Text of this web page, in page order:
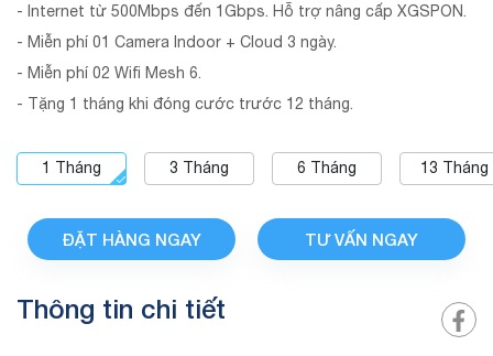
- Internet từ 500Mbps đến 1Gbps. Hỗ trợ nâng cấp XGSPON.
- Miễn phí 01 Camera Indoor + Cloud 3 ngày.
- Miễn phí 02 Wifi Mesh 6.
- Tặng 1 tháng khi đóng cước trước 12 tháng.
1 Tháng 3 Tháng 6 Tháng 13 Tháng
ĐẶT HÀNG NGAY TƯ VẤN NGAY
Thông tin chi tiết